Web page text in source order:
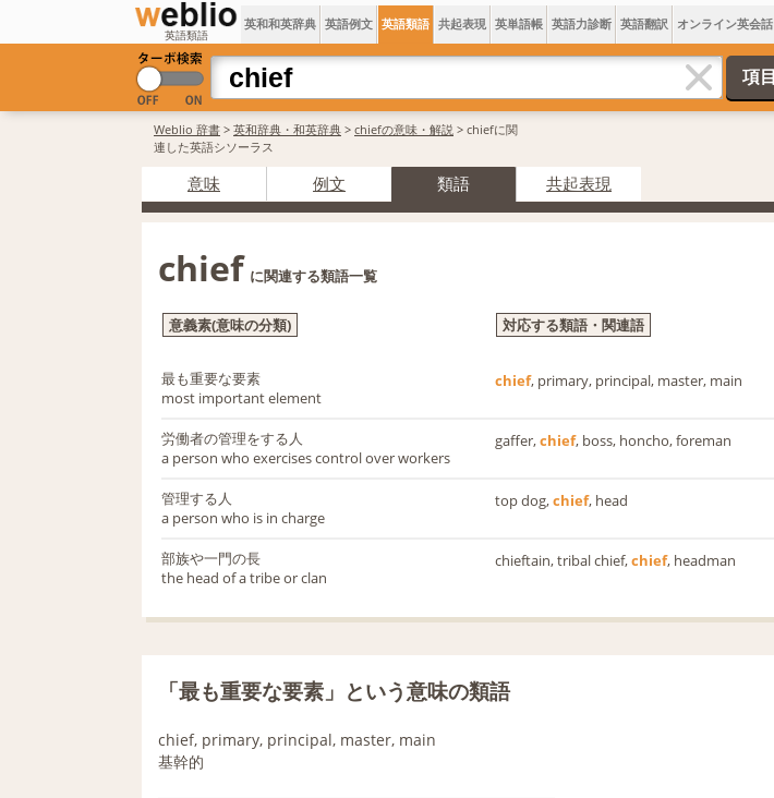
英語類語
英和和英辞典 英語例文 英語類語 共起表現 英単語帳 英語力診断 英語翻訳 オンライン英会話
Weblio 辞書 > 英和辞典・和英辞典 > chiefの意味・解説 > chiefに関
連した英語シソーラス
意味 例文 類語 共起表現
chief に関連する類語一覧
意義素(意味の分類) 対応する類語・関連語
最も重要な要素
most important element
chief, primary, principal, master, main
労働者の管理をする人
a person who exercises control over workers
gaffer,chief, boss, honcho, foreman
管理する人
a person who is in charge
top dog,chief, head
部族や一門の長
the head of a tribe or clan
chieftain, tribal chief,chief, headman
「最も重要な要素」という意味の類語
chief, primary, principal, master, main
基幹的